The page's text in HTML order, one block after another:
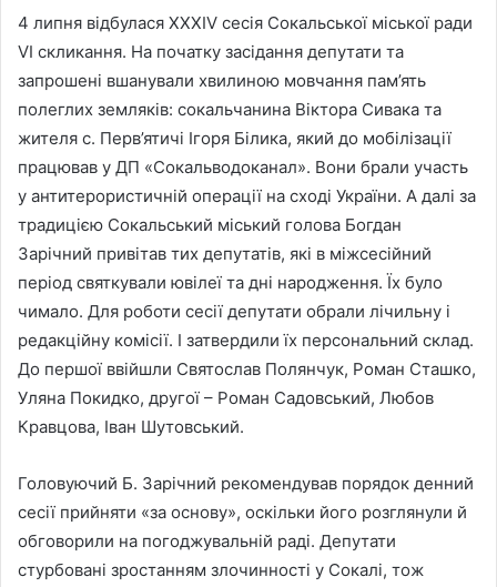
4 липня відбулася XXXIV сесія Сокальської міської ради
VI скликання. На початку засідання депутати та
запрошені вшанували хвилиною мовчання пам’ять
полеглих земляків: сокальчанина Віктора Сивака та
жителя с. Перв’ятичі Ігоря Білика, який до мобілізації
працював у ДП «Сокальводоканал». Вони брали участь
у антитерористичній операції на сході України. А далі за
традицією Сокальський міський голова Богдан
Зарічний привітав тих депутатів, які в міжсесійний
період святкували ювілеї та дні народження. Їх було
чимало. Для роботи сесії депутати обрали лічильну і
редакційну комісії. І затвердили їх персональний склад.
До першої ввійшли Святослав Полянчук, Роман Сташко,
Уляна Покидко, другої – Роман Садовський, Любов
Кравцова, Іван Шутовський.
Головуючий Б. Зарічний рекомендував порядок денний
сесії прийняти «за основу», оскільки його розглянули й
обговорили на погоджувальній раді. Депутати
стурбовані зростанням злочинності у Сокалі, тож